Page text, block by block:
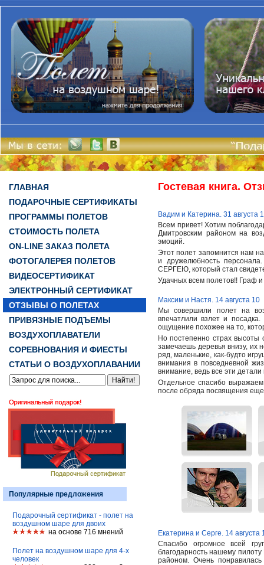
ГЛАВНАЯ
ПОДАРОЧНЫЕ СЕРТИФИКАТЫ
ПРОГРАММЫ ПОЛЕТОВ
СТОИМОСТЬ ПОЛЕТА
ON-LINE ЗАКАЗ ПОЛЕТА
ФОТОГАЛЕРЕЯ ПОЛЕТОВ
ВИДЕОСЕРТИФИКАТ
ЭЛЕКТРОННЫЙ СЕРТИФИКАТ
ОТЗЫВЫ О ПОЛЕТАХ
ПРИВЯЗНЫЕ ПОДЪЕМЫ
ВОЗДУХОПЛАВАТЕЛИ
СОРЕВНОВАНИЯ И ФИЕСТЫ
СТАТЬИ О ВОЗДУХОПЛАВАНИИ
Популярные предложения
Подарочный сертификат - полет на
воздушном шаре для двоих
на основе 716 мнений
Полет на воздушном шаре для 4-х
человек
Гостевая книга.
Вадим и Катерина. 31 августа
Всем привет! Хотим
Дмитровским районом на
эмоций.
Этот полет запомнится нам
и дружелюбность
СЕРГЕЮ, который стал
Удачных всем полетов!! Граф
Максим и Настя. 14 августа 10
Мы совершили полет на
впечатлили взлет и
ощущение похожее на то,
Но постепенно страх высоты
замечаешь деревья внизу, их
ряд, маленькие, как-будто
внимания в повседневной
внимание, ведь все эти
Отдельное спасибо
после обряда посвящения еще
Екатерина и Серге. 14 августа
Спасибо огромное всей
благодарность нашему
районом. Очень